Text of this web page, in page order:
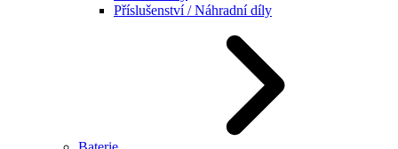
Příslušenství / Náhradní díly